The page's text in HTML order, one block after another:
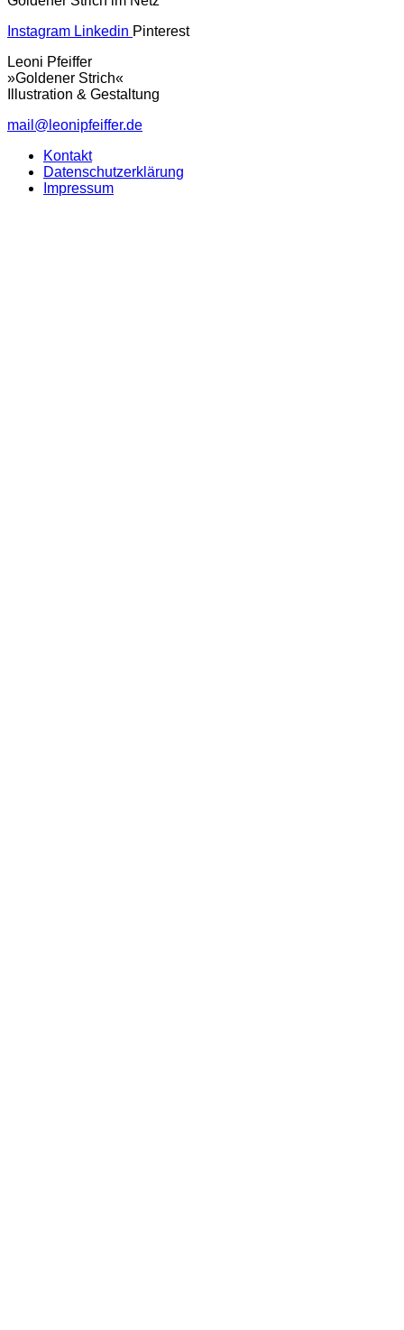
Instagram Linkedin Pinterest
Leoni Pfeiffer
»Goldener Strich«
Illustration & Gestaltung
mail@leonipfeiffer.de
Kontakt
Datenschutzerklärung
Impressum